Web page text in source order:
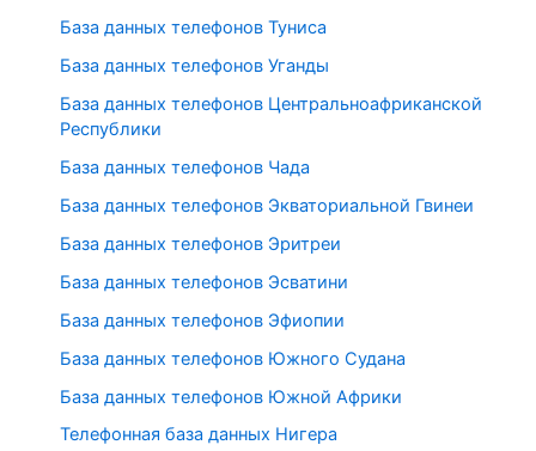
База данных телефонов Туниса
База данных телефонов Уганды
База данных телефонов Центральноафриканской
Республики
База данных телефонов Чада
База данных телефонов Экваториальной Гвинеи
База данных телефонов Эритреи
База данных телефонов Эсватини
База данных телефонов Эфиопии
База данных телефонов Южного Судана
База данных телефонов Южной Африки
Телефонная база данных Нигера